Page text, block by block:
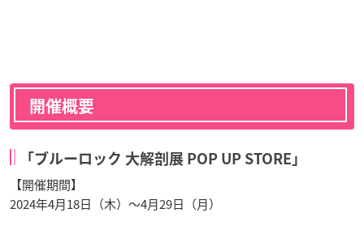
開催概要
「ブルーロック 大解剖展 POP UP STORE」
【開催期間】
2024年4月18日（木）～4月29日（月）